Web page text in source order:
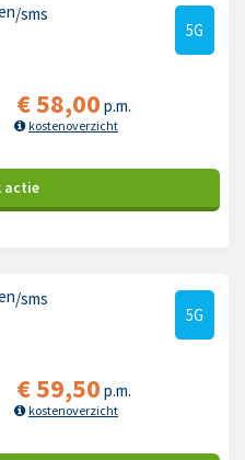
/sms
5G
€58,00 p.m.
kostenoverzicht
actie
/sms
5G
€59,50 p.m.
kostenoverzicht